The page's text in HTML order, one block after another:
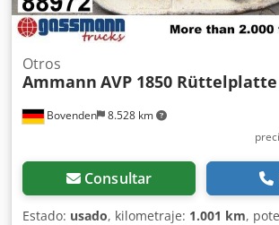
Bovenden 8.528 km
Otros
Ammann AVP 1850 Rüttelplatte
Consultar
Estado: usado, kilometraje: 1.001 km,